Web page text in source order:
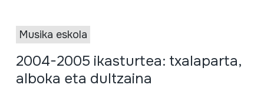
Musika eskola
2004-2005 ikasturtea: txalaparta,
alboka eta dultzaina